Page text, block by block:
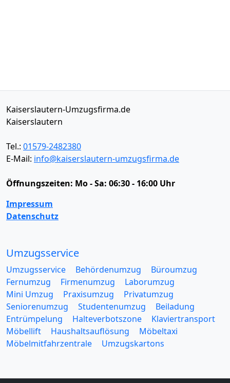
Kaiserslautern-Umzugsfirma.de
Kaiserslautern
Tel.: 01579-2482380
E-Mail: info@kaiserslautern-umzugsfirma.de
Öffnungszeiten: Mo - Sa: 06:30 - 16:00 Uhr
Impressum
Datenschutz
Umzugsservice
Umzugsservice Behördenumzug
Büroumzug
Fernumzug
Firmenumzug
Laborumzug
Mini Umzug
Praxisumzug
Privatumzug
Seniorenumzug
Studentenumzug
Beiladung
Entrümpelung
Halteverbotszone
Klaviertransport
Möbellift
Haushaltsauflösung
Möbeltaxi
Möbelmitfahrzentrale
Umzugskartons